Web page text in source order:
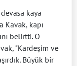
kaya
Kavak, kapı
belirtti. O
"Kardeşim ve
Büyük bir